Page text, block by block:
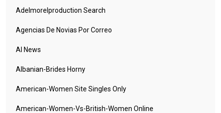
Adelmorelproduction Search
Agencias De Novias Por Correo
AI News
Albanian-Brides Horny
American-Women Site Singles Only
American-Women-Vs-British-Women Online